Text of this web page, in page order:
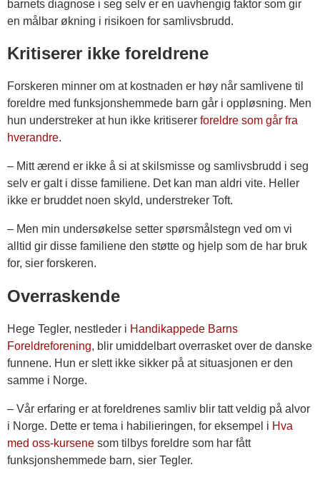
barnets diagnose i seg selv er en uavhengig faktor som gir
en målbar økning i risikoen for samlivsbrudd.
Kritiserer ikke foreldrene
Forskeren minner om at kostnaden er høy når samlivene til
foreldre med funksjonshemmede barn går i oppløsning. Men
hun understreker at hun ikke kritiserer foreldre som går fra
hverandre.
– Mitt ærend er ikke å si at skilsmisse og samlivsbrudd i seg
selv er galt i disse familiene. Det kan man aldri vite. Heller
ikke er bruddet noen skyld, understreker Toft.
– Men min undersøkelse setter spørsmålstegn ved om vi
alltid gir disse familiene den støtte og hjelp som de har bruk
for, sier forskeren.
Overraskende
Hege Tegler, nestleder i Handikappede Barns
Foreldreforening, blir umiddelbart overrasket over de danske
funnene. Hun er slett ikke sikker på at situasjonen er den
samme i Norge.
– Vår erfaring er at foreldrenes samliv blir tatt veldig på alvor
i Norge. Dette er tema i habilieringen, for eksempel i Hva
med oss-kursene som tilbys foreldre som har fått
funksjonshemmede barn, sier Tegler.